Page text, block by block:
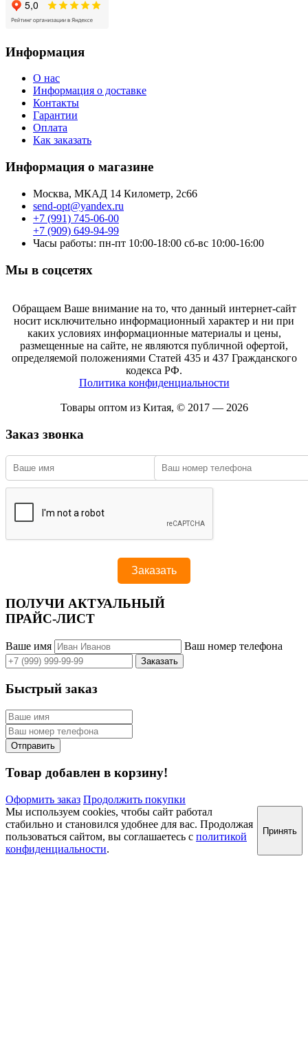
Информация
О нас
Информация о доставке
Контакты
Гарантии
Оплата
Как заказать
Информация о магазине
Москва, МКАД 14 Километр, 2с66
send-opt@yandex.ru
+7 (991) 745-06-00
+7 (909) 649-94-99
Часы работы: пн-пт 10:00-18:00 сб-вс 10:00-16:00
Мы в соцсетях
Обращаем Ваше внимание на то, что данный интернет-сайт
носит исключительно информационный характер и ни при
каких условиях информационные материалы и цены,
размещенные на сайте, не являются публичной офертой,
определяемой положениями Статей 435 и 437 Гражданского
кодекса РФ.
Политика конфиденциальности
Товары оптом из Китая, © 2017 — 2026
Заказ звонка
ПОЛУЧИ АКТУАЛЬНЫЙ
ПРАЙС-ЛИСТ
Ваше имя Ваш номер телефона
Быстрый заказ
Товар добавлен в корзину!
Оформить заказ Продолжить покупки
Мы используем cookies, чтобы сайт работал
стабильно и становился удобнее для вас. Продолжая
пользоваться сайтом, вы соглашаетесь с политикой
конфиденциальности.
Принять